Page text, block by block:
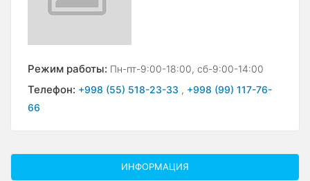
Режим работы: Пн-пт-9:00-18:00, сб-9:00-14:00
Телефон: +998 (55) 518-23-33 , +998 (99) 117-76-
66
ИНФОРМАЦИЯ